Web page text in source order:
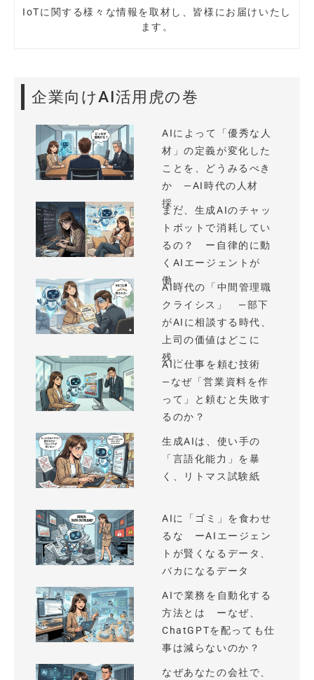
IoTに関する様々な情報を取材し、皆様にお届けいたし
ます。
企業向けAI活用虎の巻
AIによって「優秀な人
材」の定義が変化した
ことを、どうみるべき
か —AI時代の人材
採...
まだ、生成AIのチャッ
トボットで消耗してい
るの？ ー自律的に動
くAIエージェントが
働...
AI時代の「中間管理職
クライシス」 —部下
がAIに相談する時代、
上司の価値はどこに
残...
AIに仕事を頼む技術
—なぜ「営業資料を作
って」と頼むと失敗す
るのか？
生成AIは、使い手の
「言語化能力」を暴
く、リトマス試験紙
AIに「ゴミ」を食わせ
るな ーAIエージェン
トが賢くなるデータ、
バカになるデータ
AIで業務を自動化する
方法とは ーなぜ、
ChatGPTを配っても仕
事は減らないのか？
なぜあなたの会社で、